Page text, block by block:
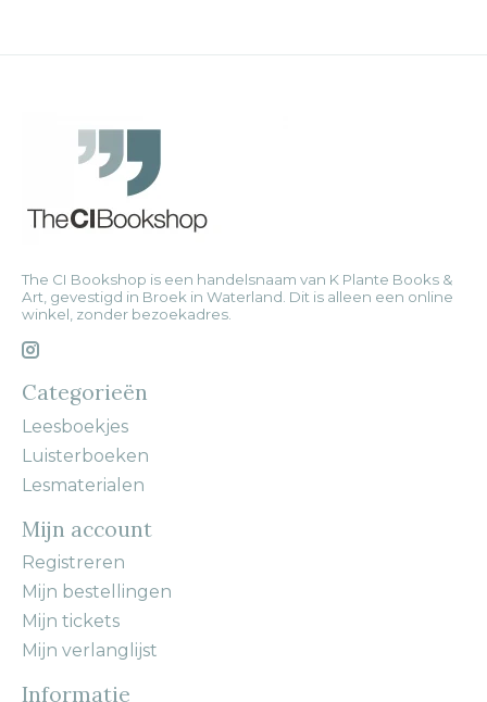
The CI Bookshop is een handelsnaam van K Plante Books &
Art, gevestigd in Broek in Waterland. Dit is alleen een online
winkel, zonder bezoekadres.
Categorieën
Leesboekjes
Luisterboeken
Lesmaterialen
Mijn account
Registreren
Mijn bestellingen
Mijn tickets
Mijn verlanglijst
Informatie